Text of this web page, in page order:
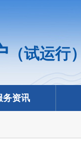
（试运行）
务资讯